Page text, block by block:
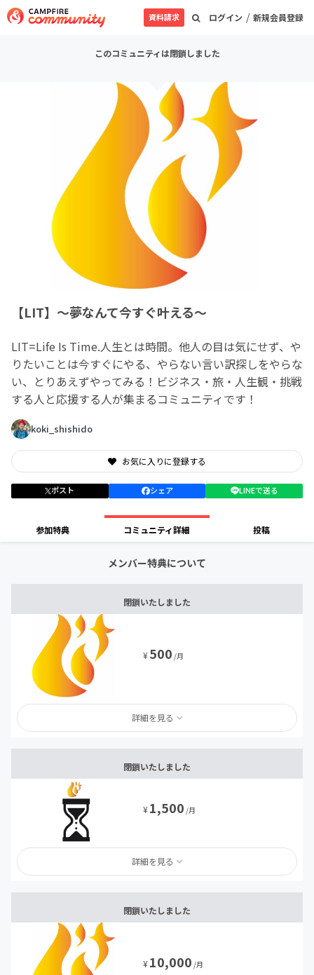
ログイン / 新規会員登録
資料請求
このコミュニティは閉鎖しました
【LIT】〜夢なんて今すぐ叶える〜
LIT=Life Is Time.人生とは時間。他人の目は気にせず、や
りたいことは今すぐにやる、やらない言い訳探しをやらな
い、とりあえずやってみる！ビジネス・旅・人生観・挑戦
する人と応援する人が集まるコミュニティです！
koki_shishido
お気に入りに登録する
ポスト シェア LINEで送る
参加特典 コミュニティ詳細 投稿
メンバー特典について
閉鎖いたしました
¥500 /月
詳細を見る
閉鎖いたしました
¥1,500 /月
詳細を見る
閉鎖いたしました
¥10,000 /月